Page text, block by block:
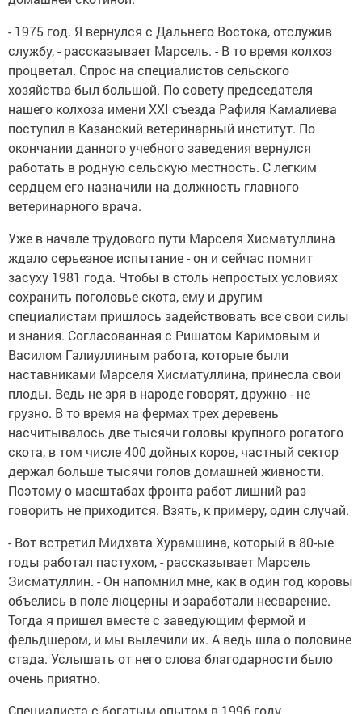
- 1975 год. Я вернулся с Дальнего Востока, отслужив
службу, - рассказывает Марсель. - В то время колхоз
процветал. Спрос на специалистов сельского
хозяйства был большой. По совету председателя
нашего колхоза имени XXI съезда Рафиля Камалиева
поступил в Казанский ветеринарный институт. По
окончании данного учебного заведения вернулся
работать в родную сельскую местность. С легким
сердцем его назначили на должность главного
ветеринарного врача.
Уже в начале трудового пути Марселя Хисматуллина
ждало серьезное испытание - он и сейчас помнит
засуху 1981 года. Чтобы в столь непростых условиях
сохранить поголовье скота, ему и другим
специалистам пришлось задействовать все свои силы
и знания. Согласованная с Ришатом Каримовым и
Василом Галиуллиным работа, которые были
наставниками Марселя Хисматуллина, принесла свои
плоды. Ведь не зря в народе говорят, дружно - не
грузно. В то время на фермах трех деревень
насчитывалось две тысячи головы крупного рогатого
скота, в том числе 400 дойных коров, частный сектор
держал больше тысячи голов домашней живности.
Поэтому о масштабах фронта работ лишний раз
говорить не приходится. Взять, к примеру, один случай.
- Вот встретил Мидхата Хурамшина, который в 80-ые
годы работал пастухом, - рассказывает Марсель
Зисматуллин. - Он напомнил мне, как в один год коровы
объелись в поле люцерны и заработали несварение.
Тогда я пришел вместе с заведующим фермой и
фельдшером, и мы вылечили их. А ведь шла о половине
стада. Услышать от него слова благодарности было
очень приятно.
Специалиста с богатым опытом в 1996 году